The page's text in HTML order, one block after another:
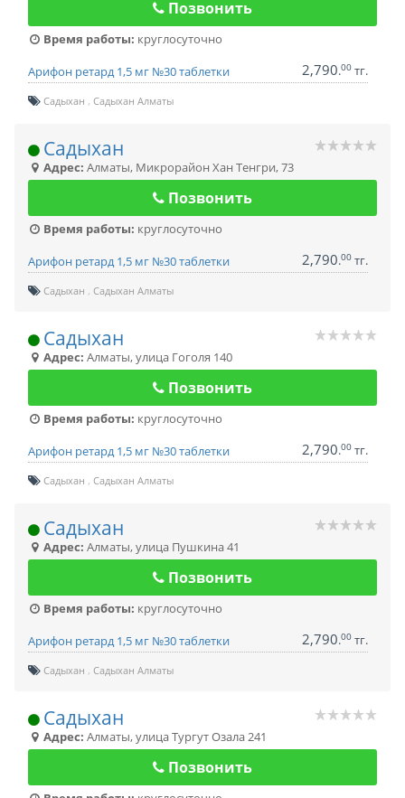
Позвонить
Время работы: круглосуточно
Арифон ретард 1,5 мг №30 таблетки
2,790.00 тг.
Садыхан Садыхан Алматы
Садыхан
Адрес: Алматы, Микрорайон Хан Тенгри, 73
Позвонить
Время работы: круглосуточно
Арифон ретард 1,5 мг №30 таблетки
2,790.00 тг.
Садыхан Садыхан Алматы
Садыхан
Адрес: Алматы,улица Гоголя 140
Позвонить
Время работы: круглосуточно
Арифон ретард 1,5 мг №30 таблетки
2,790.00 тг.
Садыхан Садыхан Алматы
Садыхан
Адрес: Алматы,улица Пушкина 41
Позвонить
Время работы: круглосуточно
Арифон ретард 1,5 мг №30 таблетки
2,790.00 тг.
Садыхан Садыхан Алматы
Садыхан
Адрес: Алматы,улица Тургут Озала 241
Позвонить